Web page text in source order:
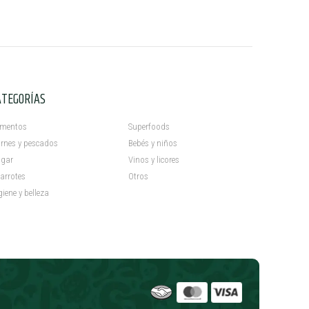
y pescados
y belleza
Superfoods
Bebés y niños
Vinos y licores
Otros